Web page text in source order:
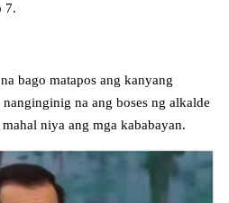
7.
bago matapos ang kanyang
na ang boses ng alkalde
niya ang mga kababayan.